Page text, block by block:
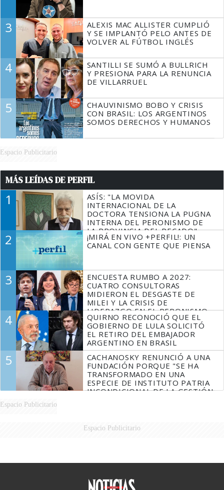
3
ALEXIS MAC ALLISTER CUMPLIÓ
Y SE IMPLANTÓ PELO ANTES DE
VOLVER AL FÚTBOL INGLÉS
4
SANTILLI SE SUMÓ A BULLRICH
Y PRESIONA PARA LA RENUNCIA
DE VILLARRUEL
5
CHAUVINISMO BOBO Y CRISIS
CON BRASIL: LOS ARGENTINOS
SOMOS DERECHOS Y HUMANOS
Espacio Publicitario
MÁS LEÍDAS DE PERFIL
1
ASÍS: "LA MOVIDA
INTERNACIONAL DE LA
DOCTORA TENSIONA LA PUGNA
INTERNA DEL PERONISMO DE
LA PROVINCIA DEL PECADO"
2
¡MIRÁ EN VIVO +PERFIL!: UN
CANAL CON GENTE QUE PIENSA
3
ENCUESTA RUMBO A 2027:
CUATRO CONSULTORAS
MIDIERON EL DESGASTE DE
MILEI Y LA CRISIS DE
LIDERAZGO EN EL PERONISMO
4
QUIRNO RECONOCIÓ QUE EL
GOBIERNO DE LULA SOLICITÓ
EL RETIRO DEL EMBAJADOR
ARGENTINO EN BRASIL
5
CACHANOSKY RENUNCIÓ A UNA
FUNDACIÓN PORQUE "SE HA
TRANSFORMADO EN UNA
ESPECIE DE INSTITUTO PATRIA
INCONDICIONAL DE LA GESTIÓN
Espacio Publicitario
Espacio Publicitario